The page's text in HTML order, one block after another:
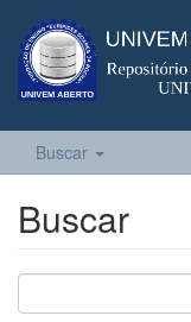
Buscar
Buscar